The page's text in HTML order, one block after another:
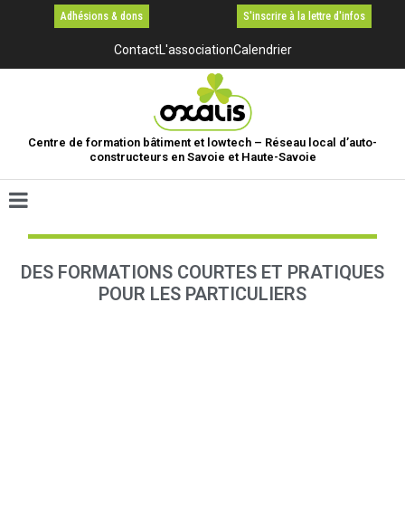
Adhésions & dons S'inscrire à la lettre d'infos
ContactL'associationCalendrier
Centre de formation bâtiment et lowtech – Réseau local d’auto-
constructeurs en Savoie et Haute-Savoie
DES FORMATIONS COURTES ET PRATIQUES
POUR LES PARTICULIERS